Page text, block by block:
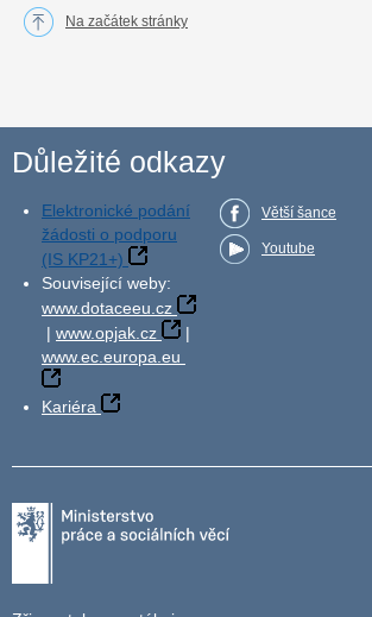
Na začátek stránky
Důležité odkazy
Elektronické podání
žádosti o podporu
(IS KP21+)
Související weby:
www.dotaceeu.cz
| www.opjak.cz
|
www.ec.europa.eu
Kariéra
Větší šance
Youtube